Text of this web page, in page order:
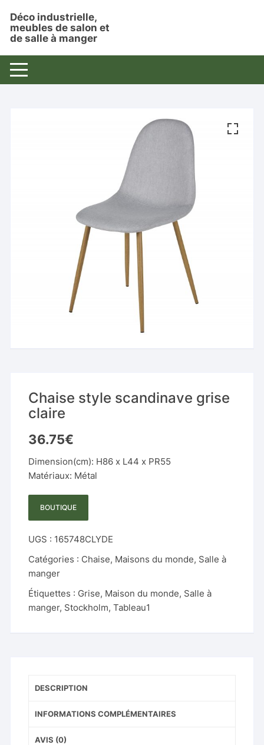
contenu
Déco industrielle,
meubles de salon et
de salle à manger
Chaise style scandinave grise
claire
36.75€
Dimension(cm): H86 x L44 x PR55
Matériaux: Métal
BOUTIQUE
UGS : 165748CLYDE
Catégories : Chaise, Maisons du monde, Salle à
manger
Étiquettes : Grise, Maison du monde, Salle à
manger, Stockholm,Tableau1
DESCRIPTION
INFORMATIONS COMPLÉMENTAIRES
AVIS (0)